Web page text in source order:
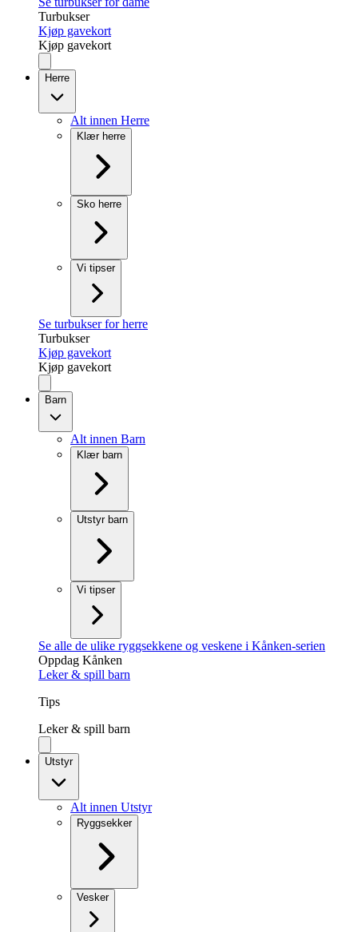
Turbukser
Kjøp gavekort
Kjøp gavekort
Herre
Alt innen Herre
Klær herre
Sko herre
Vi tipser
Se turbukser for herre
Turbukser
Kjøp gavekort
Kjøp gavekort
Barn
Alt innen Barn
Klær barn
Utstyr barn
Vi tipser
Se alle de ulike ryggsekkene og veskene i Kånken-serien
Oppdag Kånken
Leker & spill barn
Tips
Leker & spill barn
Utstyr
Alt innen Utstyr
Ryggsekker
Vesker